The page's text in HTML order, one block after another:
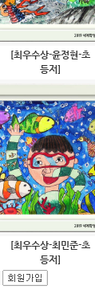
[최우수상-윤정현-초
등저]
[최우수상-최민준-초
등저]